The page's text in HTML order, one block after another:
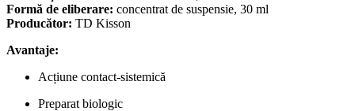
Formă de eliberare: concentrat de suspensie, 30 ml
Producător: TD Kisson
Avantaje:
Acțiune contact-sistemică
Preparat biologic